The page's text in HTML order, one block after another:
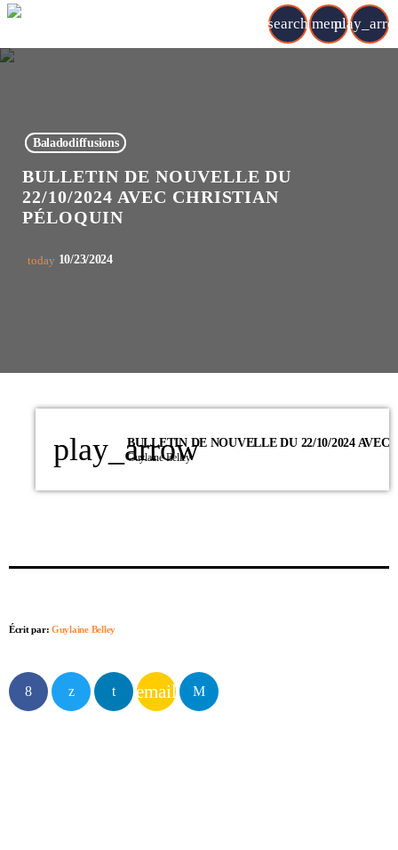
search menu
Baladodiffusions
BULLETIN DE NOUVELLE DU
22/10/2024 AVEC CHRISTIAN
PÉLOQUIN
today 10/23/2024
play_arrow
Guylaine Belley
Écrit par:Guylaine Belley
email